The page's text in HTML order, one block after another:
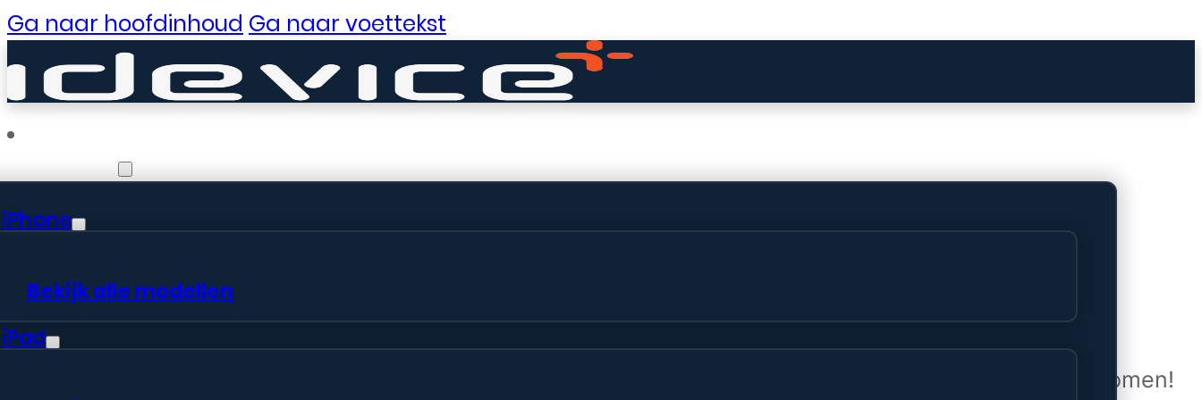
Ga naar hoofdinhoud Ga naar voettekst
iPhone
Bekijk alle modellen
iPad
Er zijn geweldige dingen in het verschiet
Er is iets moois in het vooruitzicht! Onze winkel wordt momenteel gebouwd en zal binnenkort online komen!